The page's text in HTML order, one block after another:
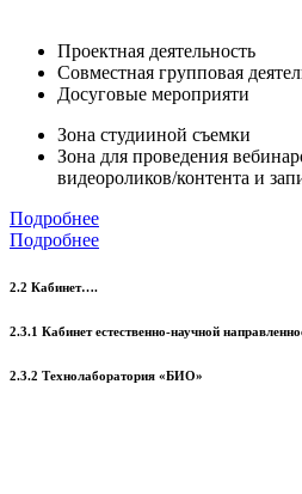
Проектная деятельность
Совместная групповая
Досуговые мероприяти
Зона студииной съемки
Зона для проведения
видеороликов/контента и
Подробнее
Подробнее
2.2 Кабинет….
2.3.1 Кабинет естественно-научной
2.3.2 Технолаборатория «БИО»